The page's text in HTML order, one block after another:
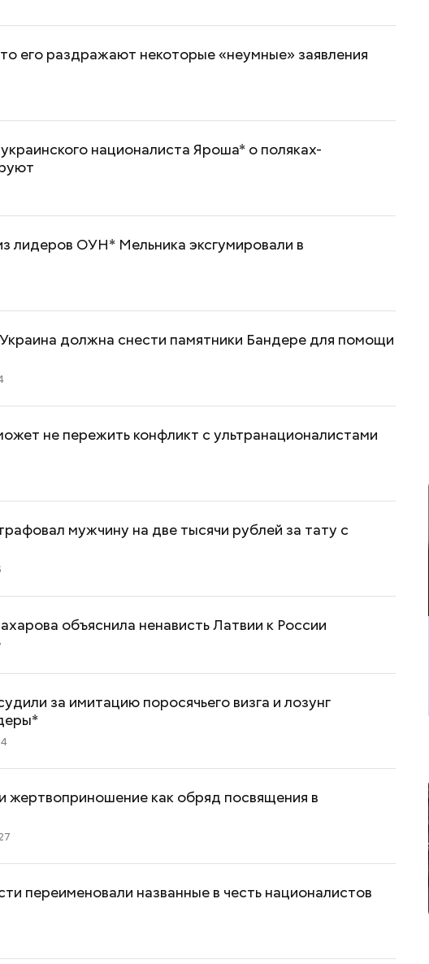
его раздражают некоторые «неумные» заявления
националиста Яроша* о поляках-
лидеров ОУН* Мельника эксгумировали в
должна снести памятники Бандере для помощи
не пережить конфликт с ультранационалистами
мужчину на две тысячи рублей за тату с
объяснила ненависть Латвии к России
за имитацию поросячьего визга и лозунг
жертвоприношение как обряд посвящения в
переименовали названные в честь националистов
и «гроза»
которого просят
США
Москве летом 2026